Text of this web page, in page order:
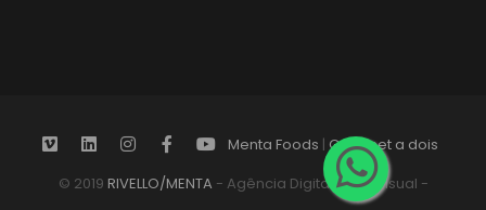
Menta Foods | Gourmet a dois
© 2019 RIVELLO/MENTA - Agência Digital Audiovisual -